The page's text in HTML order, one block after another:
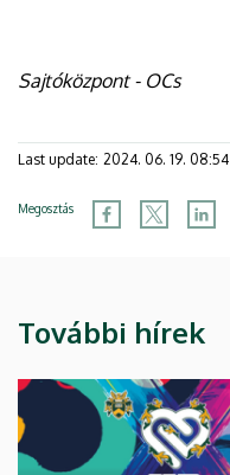
Sajtóközpont - OCs
Last update: 2024. 06. 19. 08:54
Megosztás
További hírek